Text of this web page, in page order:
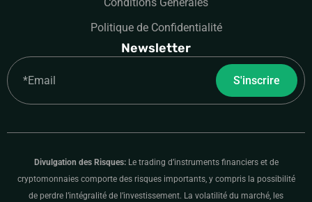
Politique de Confidentialité
Newsletter
S'inscrire
Divulgation des Risques:Le trading d’instruments financiers et de
cryptomonnaies comporte des risques importants, y compris la possibilité
de perdre l’intégralité de l’investissement. La volatilité du marché, les